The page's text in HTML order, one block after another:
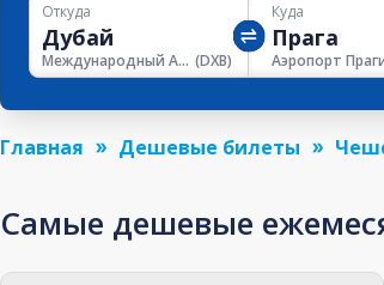
Откуда
Международный Аэропорт Дубая (DXB)
Куда
Аэропорт
Главная Дешевые билеты
Самые дешевые